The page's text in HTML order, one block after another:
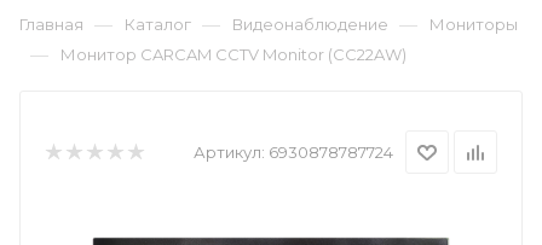
Главная — Каталог — Видеонаблюдение — Мониторы
— Монитор CARCAM CCTV Monitor (CC22AW)
Артикул: 6930878787724